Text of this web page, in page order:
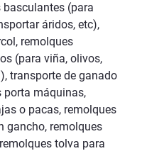
(para
áridos, etc),
remolques
(para viña, olivos,
transporte de ganado
porta máquinas,
o pacas, remolques
gancho, remolques
tolva para